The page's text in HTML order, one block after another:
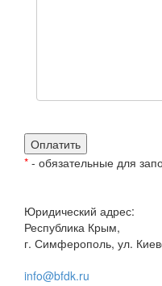
* - обязательные для
Юридический адрес:
Республика Крым,
г. Симферополь, ул.
info@bfdk.ru